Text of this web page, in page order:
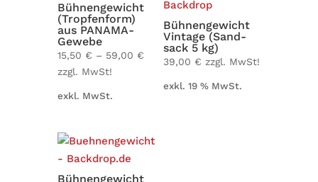
Büh­nen­ge­wicht
(Trop­fen­form)
aus PANAMA-
Gewebe
15,50 € – 59,00 €
zzgl. MwSt!
exkl. MwSt.
Büh­nen­ge­wicht
Vin­tage (Sand­
sack 5 kg)
39,00 € zzgl. MwSt!
exkl. 19 % MwSt.
Büh­nen­ge­wicht